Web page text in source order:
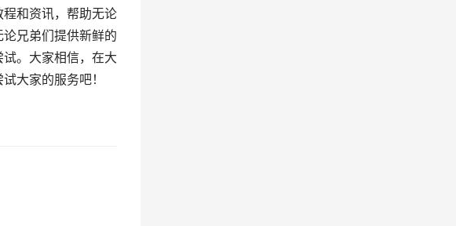
和资讯，帮助无论
兄弟们提供新鲜的
。大家相信，在大
大家的服务吧！